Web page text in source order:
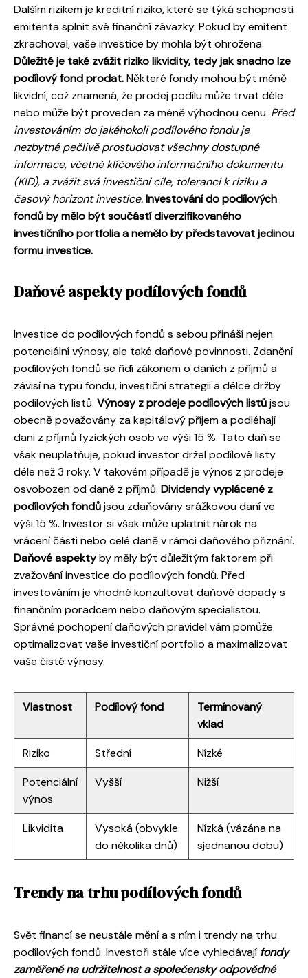
Dalším rizikem je kreditní riziko, které se týká schopnosti
emitenta splnit své finanční závazky. Pokud by emitent
zkrachoval, vaše investice by mohla být ohrožena.
Důležité je také zvážit riziko likvidity, tedy jak snadno lze
podílový fond prodat.Některé fondy mohou být méně
likvidní, což znamená, že prodej podílu může trvat déle
nebo může být proveden za méně výhodnou cenu. Před
investováním do jakéhokoli podílového fondu je
nezbytné pečlivě prostudovat všechny dostupné
informace, včetně klíčového informačního dokumentu
(KID), a zvážit svá investiční cíle, toleranci k riziku a
časový horizont investice.Investování do podílových
fondů by mělo být součástí diverzifikovaného
investičního portfolia a nemělo by představovat jedinou
formu investice.
Daňové aspekty podílových fondů
Investice do podílových fondů s sebou přináší nejen
potenciální výnosy, ale také daňové povinnosti. Zdanění
podílových fondů se řídí zákonem o daních z příjmů a
závisí na typu fondu, investiční strategii a délce držby
podílových listů. Výnosy z prodeje podílových listůjsou
obecně považovány za kapitálový příjem a podléhají
dani z příjmů fyzických osob ve výši 15 %. Tato daň se
však neuplatňuje, pokud investor držel podílové listy
déle než 3 roky. V takovém případě je výnos z prodeje
osvobozen od daně z příjmů. Dividendy vyplácené z
podílových fondůjsou zdaňovány srážkovou daní ve
výši 15 %. Investor si však může uplatnit nárok na
vrácení části nebo celé daně v rámci daňového přiznání.
Daňové aspektyby měly být důležitým faktorem při
zvažování investice do podílových fondů. Před
investováním je vhodné konzultovat daňové dopady s
finančním poradcem nebo daňovým specialistou.
Správné pochopení daňových pravidel vám pomůže
optimalizovat vaše investiční portfolio a maximalizovat
vaše čisté výnosy.
Vlastnost Podílový fond
Termínovaný
vklad
Riziko
Střední
Nízké
Potenciální
výnos
Vyšší Nižší
Likvidita
Vysoká (obvykle
do několika dnů)
Nízká (vázána na
sjednanou dobu)
Trendy na trhu podílových fondů
Svět financí se neustále mění a s ním i trendy na trhu
podílových fondů. Investoři stále více vyhledávají fondy
zaměřené na udržitelnost a společensky odpovědné